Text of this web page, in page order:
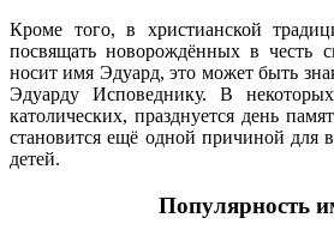
Кроме того, в христианской
посвящать новорождённых в честь
носит имя Эдуард, это может быть
Эдуарду Исповеднику. В
католических, празднуется день
становится ещё одной причиной для
детей.
Популярность